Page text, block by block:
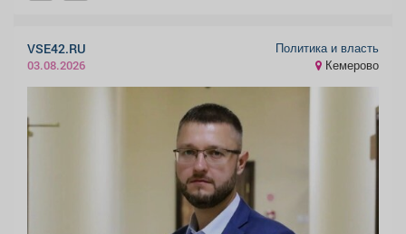
VSE42.RU
03.08.2026
Политика и власть
Кемерово